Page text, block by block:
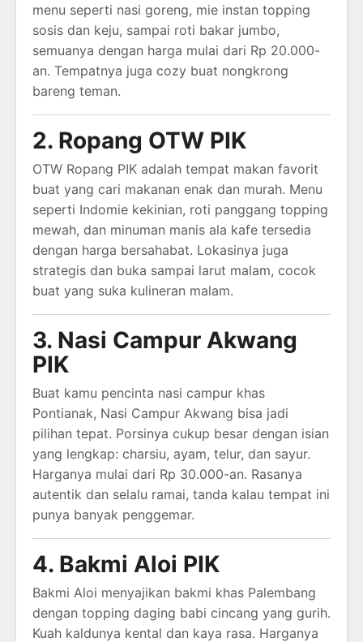
menu seperti nasi goreng, mie instan topping
sosis dan keju, sampai roti bakar jumbo,
semuanya dengan harga mulai dari Rp 20.000-
an. Tempatnya juga cozy buat nongkrong
bareng teman.
2. Ropang OTW PIK
OTW Ropang PIK adalah tempat makan favorit
buat yang cari makanan enak dan murah. Menu
seperti Indomie kekinian, roti panggang topping
mewah, dan minuman manis ala kafe tersedia
dengan harga bersahabat. Lokasinya juga
strategis dan buka sampai larut malam, cocok
buat yang suka kulineran malam.
3. Nasi Campur Akwang
PIK
Buat kamu pencinta nasi campur khas
Pontianak, Nasi Campur Akwang bisa jadi
pilihan tepat. Porsinya cukup besar dengan isian
yang lengkap: charsiu, ayam, telur, dan sayur.
Harganya mulai dari Rp 30.000-an. Rasanya
autentik dan selalu ramai, tanda kalau tempat ini
punya banyak penggemar.
4. Bakmi Aloi PIK
Bakmi Aloi menyajikan bakmi khas Palembang
dengan topping daging babi cincang yang gurih.
Kuah kaldunya kental dan kaya rasa. Harganya